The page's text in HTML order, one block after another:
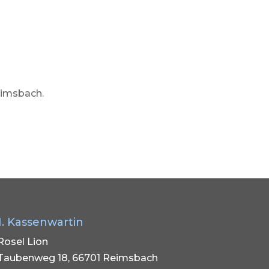
Kassenwartin
Lion
18, 66701 Reimsbach